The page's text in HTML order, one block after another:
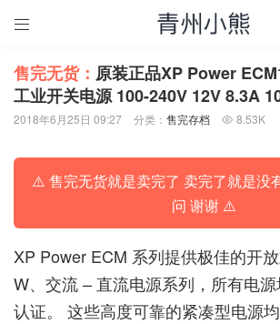

售完无货： 原装正品XP Power
工业开关电源 100-240V 12V 8.3A
2018年6月25日 09:27 分类： 售完存档  8.53K
⚠️ 售完无货就是卖完了 卖完了就是没
问 谢谢 ⚠️
XP Power ECM 系列提供极佳的开
W、交流 – 直流电源系列，所有电
认证。 这些高度可靠的紧凑型电源